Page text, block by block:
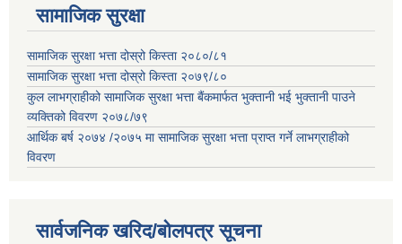
सामाजिक सुरक्षा
सामाजिक सुरक्षा भत्ता दोस्रो किस्ता २०८०/८१
सामाजिक सुरक्षा भत्ता दोस्रो किस्ता २०७९/८०
कुल लाभग्राहीको सामाजिक सुरक्षा भत्ता बैंकमार्फत भुक्तानी भई भुक्तानी पाउने
व्यक्तिको विवरण २०७८/७९
आर्थिक बर्ष २०७४ /२०७५ मा सामाजिक सुरक्षा भत्ता प्राप्त गर्ने लाभग्राहीको
विवरण
सार्वजनिक खरिद/बोलपत्र सूचना